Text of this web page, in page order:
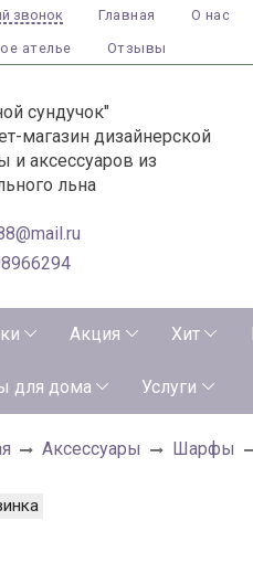
звонок Главная О нас
ателье Отзывы
сундучок"
магазин дизайнерской
и аксессуаров из
льна
Акция Хит
для дома Услуги
Аксессуары Шарфы